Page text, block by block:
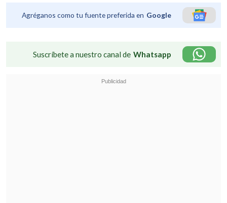
Agréganos como tu fuente preferida en Google
Suscríbete a nuestro canal de Whatsapp